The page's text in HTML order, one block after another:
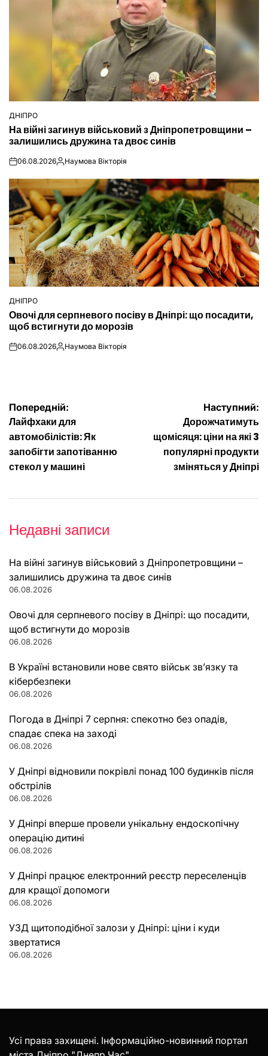
ОПУБЛІКУВАТИ
У
ДНІПРО
На війні загинув військовий з Дніпропетровщини –
залишились дружина та двоє синів
on06.08.2026Опубліковано
Наумова Вікторія
ОПУБЛІКУВАТИ
У
ДНІПРО
Овочі для серпневого посіву в Дніпрі: що посадити,
щоб встигнути до морозів
on06.08.2026Опубліковано
Наумова Вікторія
Навігація
записів
Попередній:
Лайфхаки для
автомобілістів: Як
запобігти запотіванню
стекол у машині
Наступний:
Дорожчатимуть
щомісяця: ціни на які 3
популярні продукти
зміняться у Дніпрі
Недавні записи
На війні загинув військовий з Дніпропетровщини –
залишились дружина та двоє синів
06.08.2026
Овочі для серпневого посіву в Дніпрі: що посадити,
щоб встигнути до морозів
06.08.2026
В Україні встановили нове свято військ зв’язку та
кібербезпеки
06.08.2026
Погода в Дніпрі 7 серпня: спекотно без опадів,
спадає спека на заході
06.08.2026
У Дніпрі відновили покрівлі понад 100 будинків після
обстрілів
06.08.2026
У Дніпрі вперше провели унікальну ендоскопічну
операцію дитині
06.08.2026
У Дніпрі працює електронний реєстр переселенців
для кращої допомоги
06.08.2026
УЗД щитоподібної залози у Дніпрі: ціни і куди
звертатися
06.08.2026
Усі права захищені. Інформаційно-новинний портал